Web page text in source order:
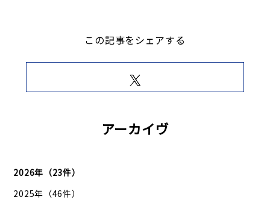
この記事をシェアする
アーカイヴ
2026年（23件）
2025年（46件）